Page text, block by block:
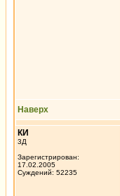
Наверх
КИ
3Д
Зарегистрирован:
17.02.2005
Суждений: 52235